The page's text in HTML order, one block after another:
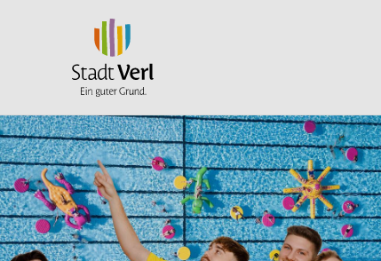
Zum Hauptinhalt springen